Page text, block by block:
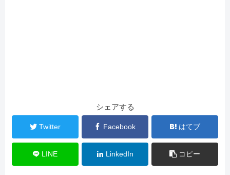
シェアする
Twitter Facebook はてブ
LINE LinkedIn コピー